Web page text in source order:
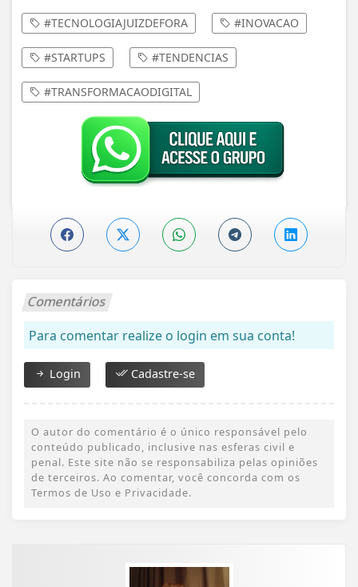
#TECNOLOGIAJUIZDEFORA #INOVACAO
#STARTUPS #TENDENCIAS
#TRANSFORMACAODIGITAL
Comentários
Para comentar realize o login em sua conta!
Login Cadastre-se
O autor do comentário é o único responsável pelo
conteúdo publicado, inclusive nas esferas civil e
penal. Este site não se responsabiliza pelas opiniões
de terceiros. Ao comentar, você concorda com os
Termos de Uso e Privacidade.